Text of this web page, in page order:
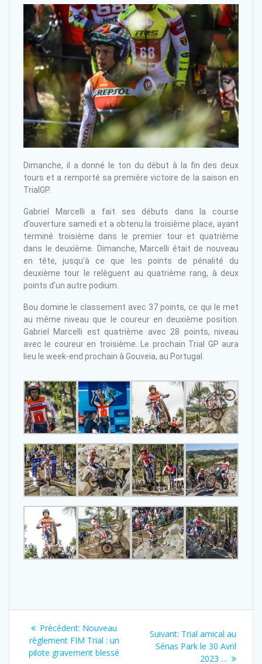
Dimanche, il a donné le ton du début à la fin des deux
tours et a remporté sa première victoire de la saison en
TrialGP.
Gabriel Marcelli a fait ses débuts dans la course
d’ouverture samedi et a obtenu la troisième place, ayant
terminé troisième dans le premier tour et quatrième
dans le deuxième. Dimanche, Marcelli était de nouveau
en tête, jusqu’à ce que les points de pénalité du
deuxième tour le relèguent au quatrième rang, à deux
points d’un autre podium.
Bou domine le classement avec 37 points, ce qui le met
au même niveau que le coureur en deuxième position.
Gabriel Marcelli est quatrième avec 28 points, niveau
avec le coureur en troisième. Le prochain Trial GP aura
lieu le week-end prochain à Gouveia, au Portugal.
Précédent: Nouveau
règlement FIM Trial : un
pilote gravement blessé
Suivant: Trial amical au
Sénas Park le 30 Avril
2023 …